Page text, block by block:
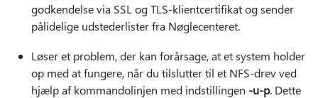
godkendelse via SSL og TLS-klientcertifikat og sender
pålidelige udstederlister fra Nøglecenteret.
Løser et problem, der kan forårsage, at et system holder
op med at fungere, når du tilslutter til et NFS-drev ved
hjælp af kommandolinjen med indstillingen -u-p. Dette